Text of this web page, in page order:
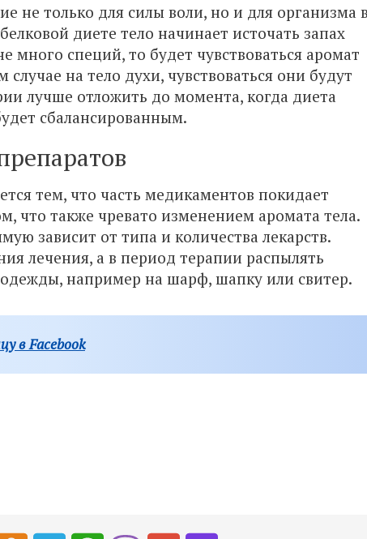
не только для силы воли, но и для организма
диете тело начинает источать запах
много специй, то будет чувствоваться аромат
случае на тело духи, чувствоваться они будут
лучше отложить до момента, когда диета
сбалансированным.
тем, что часть медикаментов покидает
что также чревато изменением аромата тела.
зависит от типа и количества лекарств.
лечения, а в период терапии распылять
например на шарф, шапку или свитер.
в Facebook